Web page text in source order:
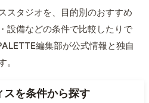
スタジオを、目的別のおすすめ
設備などの条件で比較したりで
編集部が公式情報と独自
。
スを条件から探す